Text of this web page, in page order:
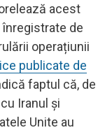
acest
de
operațiunii
publicate de
faptul că, de
Iranul și
Unite au